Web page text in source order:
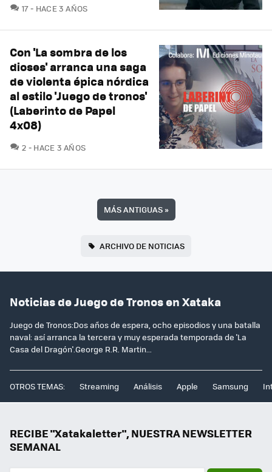
17COMENTARIOS
HACE 3 AÑOS
Con 'La sombra de los
dioses' arranca una saga
de violenta épica nórdica
al estilo 'Juego de tronos'
(Laberinto de Papel
4x08)
2 COMENTARIOS
HACE 3 AÑOS
MÁS ANTIGUAS»
ARCHIVO DE NOTICIAS
Noticias de Juego de Tronos en Xataka
Juego de Tronos:Dos años de espera, ocho episodios y una batalla
naval: así arranca la tercera y muy esperada temporada de 'La
Casa del Dragón'.George R.R. Martin...
OTROS TEMAS: Streaming Análisis Apple Samsung
RECIBE "Xatakaletter", NUESTRA NEWSLETTER
SEMANAL